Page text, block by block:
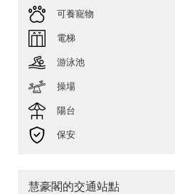
可養寵物
電梯
游泳池
操場
陽台
保安
慧豪閣的交通站點